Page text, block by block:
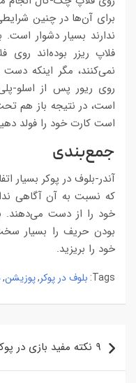
برای آن‌ها در چنین
ندارند بسیار دشوار
فلاپ ریزر بوده‌اند
نمی‌کنند، مگر اینکه
روی ریور پس از اسلو-
است، در نتیجه باز هم
است کارت خود را فولد
جمع‌بندی
آندر-بلوف در پوکر بسیار
که نسبت به آن آگاهی
خود را از دست می‌دهند.
بودن حریف را بسیار
خود را بریزید.
Tags: بلوف در پوکر,پوزیشن,
نوشته
۹ نکته مفید بازی در پوکر آنلاین